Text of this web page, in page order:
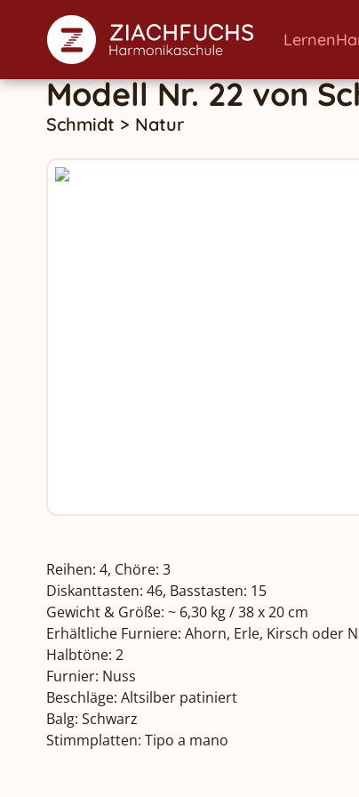
Lernen
Modell Nr. 22von
Schmidt > Natur
Reihen: 4, Chöre: 3
Diskanttasten: 46, Basstasten: 15
Gewicht & Größe: ~ 6,30 kg / 38 x 20 cm
Erhältliche Furniere: Ahorn, Erle, Kirsch oder
Halbtöne: 2
Furnier: Nuss
Beschläge: Altsilber patiniert
Balg: Schwarz
Stimmplatten: Tipo a mano